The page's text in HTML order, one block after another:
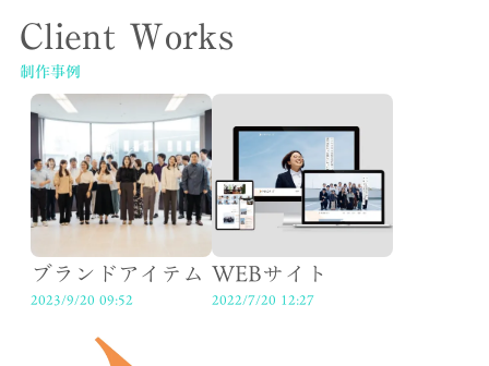
Client Works
制作事例
ブランドアイテム
2023/9/20 09:52
WEBサイト
2022/7/20 12:27